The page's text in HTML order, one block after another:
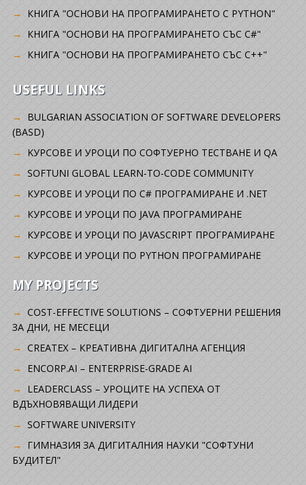
КНИГА "ОСНОВИ НА ПРОГРАМИРАНЕТО С PYTHON"
КНИГА "ОСНОВИ НА ПРОГРАМИРАНЕТО СЪС C#"
КНИГА "ОСНОВИ НА ПРОГРАМИРАНЕТО СЪС C++"
USEFUL LINKS
BULGARIAN ASSOCIATION OF SOFTWARE DEVELOPERS
(BASD)
KУРСОВЕ И УРОЦИ ПО СОФТУЕРНО ТЕСТВАНЕ И QA
SOFTUNI GLOBAL LEARN-TO-CODE COMMUNITY
КУРСОВЕ И УРОЦИ ПО C# ПРОГРАМИРАНЕ И .NET
КУРСОВЕ И УРОЦИ ПО JAVA ПРОГРАМИРАНЕ
КУРСОВЕ И УРОЦИ ПО JAVASCRIPT ПРОГРАМИРАНЕ
КУРСОВЕ И УРОЦИ ПО PYTHON ПРОГРАМИРАНЕ
MY PROJECTS
COST-EFFECTIVE SOLUTIONS – СОФТУЕРНИ РЕШЕНИЯ
ЗА ДНИ, НЕ МЕСЕЦИ
CREATEX – КРЕАТИВНА ДИГИТАЛНА АГЕНЦИЯ
ENCORP.AI – ENTERPRISE-GRADE AI
LEADERCLASS – УРОЦИТЕ НА УСПЕХА ОТ
ВДЪХНОВЯВАЩИ ЛИДЕРИ
SOFTWARE UNIVERSITY
ГИМНАЗИЯ ЗА ДИГИТАЛНИЯ НАУКИ "СОФТУНИ
БУДИТЕЛ"